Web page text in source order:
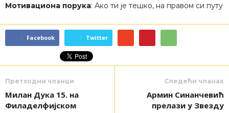
Мотивациона порука: Ако ти је тешко, на правом си путу
Facebook Twitter
Претходни чланци
Милан Дука 15. на
Филаделфијском
Следећи чланак
Армин Синанчевић
прелази у Звезду